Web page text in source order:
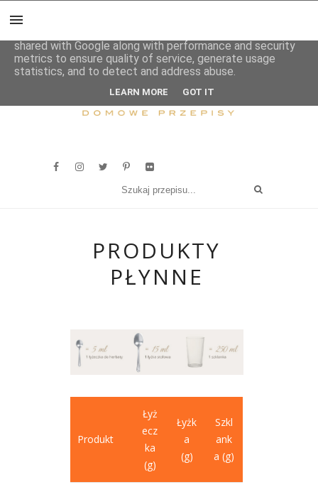
PRODUKTY
PŁYNNE
Produkt
Łyż
ecz
ka
(g)
Łyżk
a
(g)
Szkl
ank
a (g)
This site uses cookies from Google to deliver its services
shared with Google along with performance and security
metrics to ensure quality of service, generate usage
statistics, and to detect and address abuse.
LEARN MORE GOT IT